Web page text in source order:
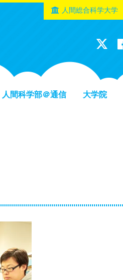
人間科学部＠通信 大学院
人間総合科学大学